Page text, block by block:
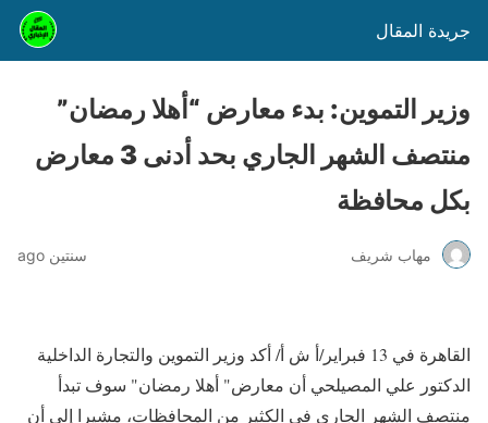
جريدة المقال
وزير التموين: بدء معارض “أهلا رمضان”
منتصف الشهر الجاري بحد أدنى 3 معارض
بكل محافظة
مهاب شريف سنتين ago
القاهرة في 13 فبراير/أ ش أ/ أكد وزير التموين والتجارة الداخلية
الدكتور علي المصيلحي أن معارض" أهلا رمضان" سوف تبدأ
منتصف الشهر الجاري في الكثير من المحافظات، مشيرا إلى أن